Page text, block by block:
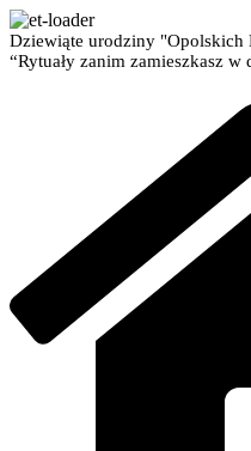
Dziewiąte urodziny "Opolskich
“Rytuały zanim zamieszkasz w